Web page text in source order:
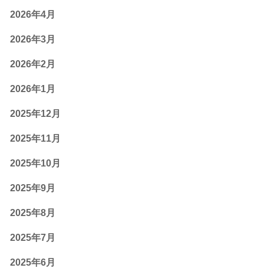
2026年4月
2026年3月
2026年2月
2026年1月
2025年12月
2025年11月
2025年10月
2025年9月
2025年8月
2025年7月
2025年6月